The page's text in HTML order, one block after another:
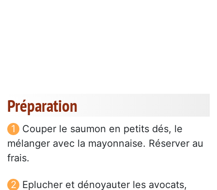
Préparation
Couper le saumon en petits dés, le
mélanger avec la mayonnaise. Réserver au
frais.
Eplucher et dénoyauter les avocats,